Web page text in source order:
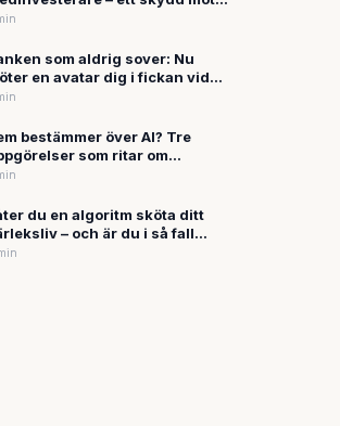
mer än en gåva till folket
som aldrig sover: Nu
en avatar dig i fickan vid
bestämmer över AI? Tre
som ritar om
du en algoritm sköta ditt
– och är du i så fall
om det?